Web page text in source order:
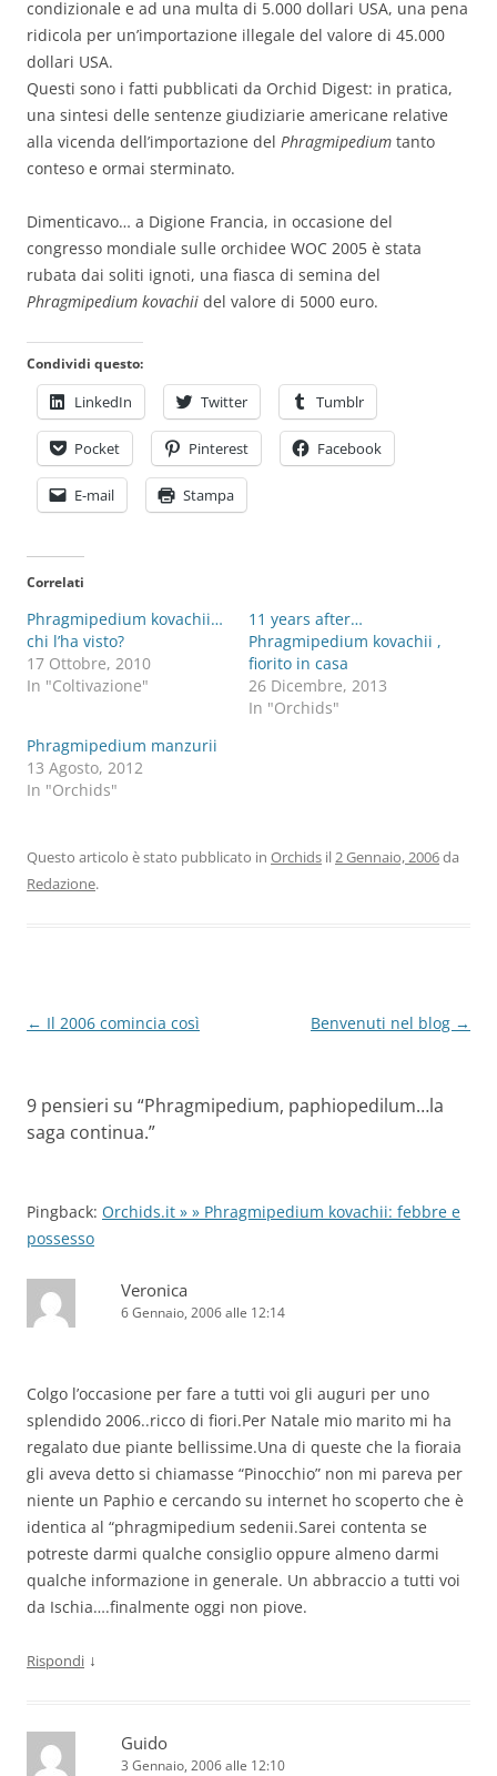
condizionale e ad una multa di 5.000 dollari USA, una pena
ridicola per un’importazione illegale del valore di 45.000
dollari USA.
Questi sono i fatti pubblicati da Orchid Digest: in pratica,
una sintesi delle sentenze giudiziarie americane relative
alla vicenda dell’importazione del Phragmipedium tanto
conteso e ormai sterminato.
Dimenticavo… a Digione Francia, in occasione del
congresso mondiale sulle orchidee WOC 2005 è stata
rubata dai soliti ignoti, una fiasca di semina del
Phragmipedium kovachii del valore di 5000 euro.
Condividi questo:
LinkedIn Twitter Tumblr
Pocket Pinterest Facebook
E-mail Stampa
Correlati
Phragmipedium kovachii…
chi l’ha visto?
17 Ottobre, 2010
In "Coltivazione"
11 years after…
Phragmipedium kovachii ,
fiorito in casa
26 Dicembre, 2013
In "Orchids"
Phragmipedium manzurii
13 Agosto, 2012
In "Orchids"
Questo articolo è stato pubblicato in Orchids il 2 Gennaio, 2006da
Redazione.
Navigazione
← Il 2006 comincia così Benvenuti nel blog →
9 pensieri su “Phragmipedium, paphiopedilum…la
saga continua.”
Pingback: Orchids.it » » Phragmipedium kovachii: febbre e
possesso
Veronica
6 Gennaio, 2006 alle 12:14
Colgo l’occasione per fare a tutti voi gli auguri per uno
splendido 2006..ricco di fiori.Per Natale mio marito mi ha
regalato due piante bellissime.Una di queste che la fioraia
gli aveva detto si chiamasse “Pinocchio” non mi pareva per
niente un Paphio e cercando su internet ho scoperto che è
identica al “phragmipedium sedenii.Sarei contenta se
potreste darmi qualche consiglio oppure almeno darmi
qualche informazione in generale. Un abbraccio a tutti voi
da Ischia….finalmente oggi non piove.
Rispondi ↓
Guido
3 Gennaio, 2006 alle 12:10